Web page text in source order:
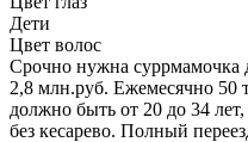
Дети
Цвет волос
Срочно нужна суррмамочка
2,8 млн.руб. Ежемесячно 50
должно быть от 20 до 34
без кесарево. Полный